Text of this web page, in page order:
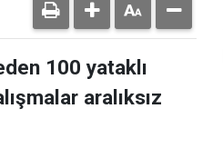
100 yataklı
aralıksız